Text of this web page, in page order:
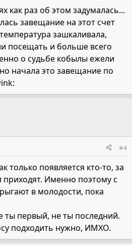
как раз об этом задумалась...
завещание на этот счет
зашкаливала,
посещать и больше всего
о судьбе кобылы ежели
начала это завещание по
#4
только появляется кто-то, за
Именно поэтому с
в молодости, пока
ты первый, не ты последний.
подходить нужно, ИМХО.